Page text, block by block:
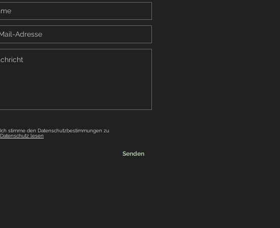
Ich stimme den Datenschutzbestimmungen zu
Datenschutz lesen
Senden